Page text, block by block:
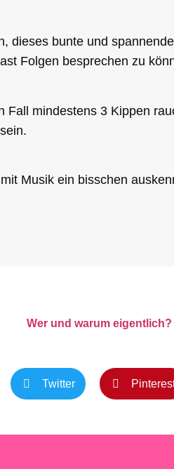
dieses bunte und
Folgen besprechen zu
Fall mindestens 3 Kippen
Musik ein bisschen
Wer und warum eigentlich?
Twitter